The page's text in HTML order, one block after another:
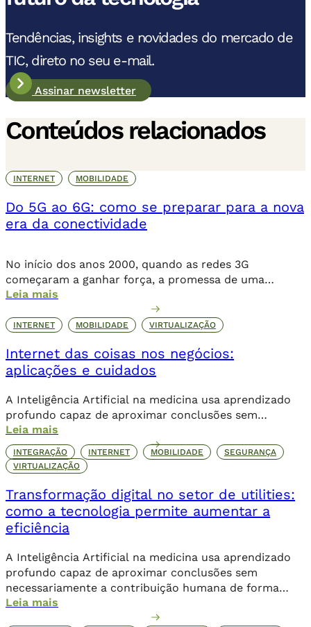
Tendências, insights e novidades do mercado de
TIC, direto no seu e-mail.
Assinar newsletter
Conteúdos relacionados
INTERNET MOBILIDADE
Do 5G ao 6G: como se preparar para a nova
era da conectividade
No início dos anos 2000, quando as redes 3G
começaram a ganhar força, a promessa de uma
internet móvel transformadora parecia ambiciosa.
Logo, o 4G levou essa revolução a novos patamares,
possibilitando o streaming de vídeos, a popularização
com o 5G, a conectividade não se limita mais […]
Leia mais
INTERNET MOBILIDADE VIRTUALIZAÇÃO
Internet das coisas nos negócios:
aplicações e cuidados
A Inteligência Artificial na medicina usa aprendizado
profundo capaz de aproximar conclusões sem
necessariamente a contribuição humana de forma
direta.
Leia mais
INTEGRAÇÃO INTERNET MOBILIDADE
SEGURANÇA
VIRTUALIZAÇÃO
Transformação digital no setor de utilities:
como a tecnologia permite aumentar a
eficiência
A Inteligência Artificial na medicina usa aprendizado
profundo capaz de aproximar conclusões sem
necessariamente a contribuição humana de forma
direta.
Leia mais